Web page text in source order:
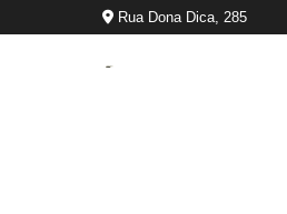
Rua Dona Dica, 285